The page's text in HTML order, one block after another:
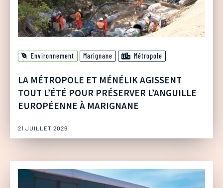
Environnement Marignane Métropole
LA MÉTROPOLE ET MÉNÉLIK AGISSENT
TOUT L’ÉTÉ POUR PRÉSERVER L’ANGUILLE
EUROPÉENNE À MARIGNANE
21 JUILLET 2026